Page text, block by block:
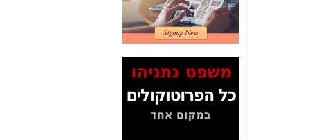
2" על תעלולי השר
משה כחלון -כאן
המשך חשיפת הבלוף
ששמו "מהפיכת
הסלולר" ואיך מסרסים
את הנתונים לציבור -
כאן
סיכום ביקור בסיליקון